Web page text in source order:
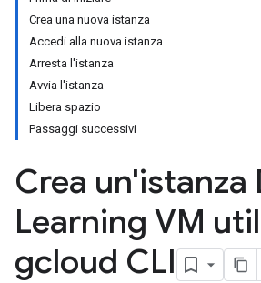
Crea una nuova istanza
Accedi alla nuova istanza
Arresta l'istanza
Avvia l'istanza
Libera spazio
Passaggi successivi
Crea un'istanza
Learning VM
gcloud CLI